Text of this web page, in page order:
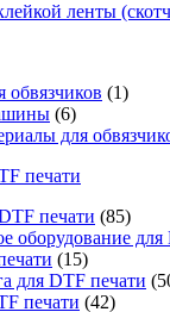
ленты
обвязчиков (1)
(6)
для
печати
печати (85)
оборудование для
(15)
для DTF печати
печати (42)